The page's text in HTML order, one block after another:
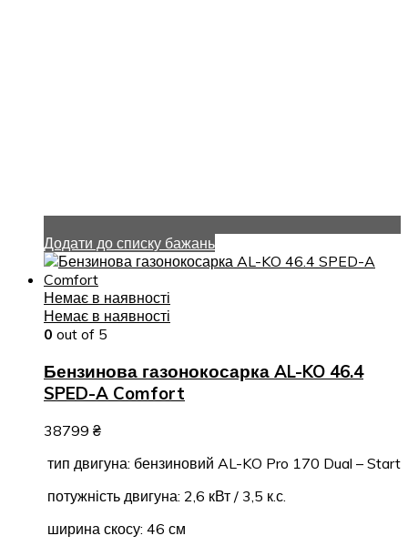
Додати до списку бажань
Немає в наявності
Немає в наявності
0 out of 5
Бензинова газонокосарка AL-KO 46.4
SPED-A Comfort
38799 ₴
тип двигуна: бензиновий AL-KO Pro 170 Dual – Start
потужність двигуна: 2,6 кВт / 3,5 к.с.
ширина скосу: 46 см